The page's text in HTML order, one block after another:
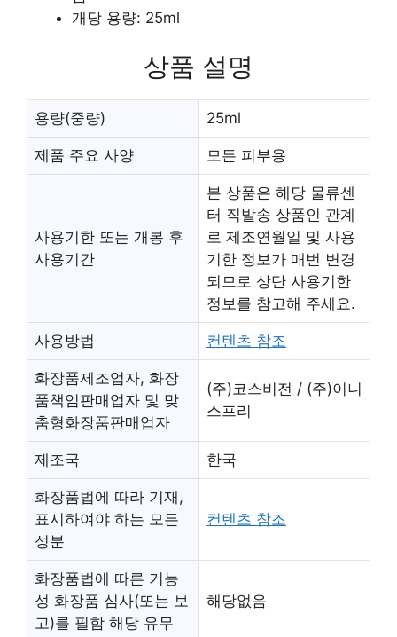
개당 용량: 25ml
상품 설명
용량(중량) 25ml
제품 주요 사양 모든 피부용
사용기한 또는 개봉 후
사용기간
본 상품은 해당 물류센
터 직발송 상품인 관계
로 제조연월일 및 사용
기한 정보가 매번 변경
되므로 상단 사용기한
정보를 참고해 주세요.
사용방법 컨텐츠 참조
화장품제조업자, 화장
품책임판매업자 및 맞
춤형화장품판매업자
(주)코스비전 / (주)이니
스프리
제조국 한국
화장품법에 따라 기재,
표시하여야 하는 모든
성분
컨텐츠 참조
화장품법에 따른 기능
성 화장품 심사(또는 보
고)를 필함 해당 유무
해당없음